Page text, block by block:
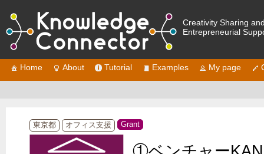
Creativity Sharing
Entrepreneurial
Home About Tutorial Examples My page
東京都 オフィス支援 Grant